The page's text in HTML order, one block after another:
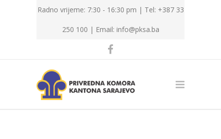
Radno vrijeme: 7:30 - 16:30 pm | Tel: +387 33
250 100 | Email: info@pksa.ba